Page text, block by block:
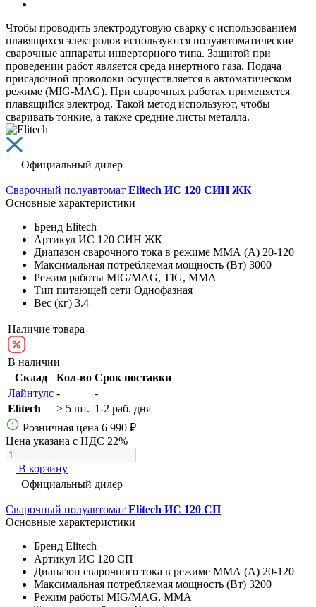
Чтобы проводить электродуговую сварку с использованием
плавящихся электродов используются полуавтоматические
сварочные аппараты инверторного типа. Защитой при
проведении работ является среда инертного газа. Подача
присадочной проволоки осуществляется в автоматическом
режиме (MIG-MAG). При сварочных работах применяется
плавящийся электрод. Такой метод используют, чтобы
сваривать тонкие, а также средние листы металла.
Официальный дилер
Сварочный полуавтомат Elitech ИС 120 СИН ЖК
Основные характеристики
Бренд Elitech
Артикул ИС 120 СИН ЖК
Диапазон сварочного тока в режиме ММА (А) 20-120
Максимальная потребляемая мощность (Вт) 3000
Режим работы MIG/MAG, TIG, MMA
Тип питающей сети Однофазная
Вес (кг) 3.4
Наличие товара
В наличии
Склад
Кол-во Срок поставки
Лайнтулс -
-
Elitech
> 5 шт. 1-2 раб. дня
Розничная цена 6 990 ₽
Цена указана с НДС 22%
В корзину
Официальный дилер
Сварочный полуавтомат Elitech ИС 120 СП
Основные характеристики
Бренд Elitech
Артикул ИС 120 СП
Диапазон сварочного тока в режиме ММА (А) 20-120
Максимальная потребляемая мощность (Вт) 3200
Режим работы MIG/MAG, MMA